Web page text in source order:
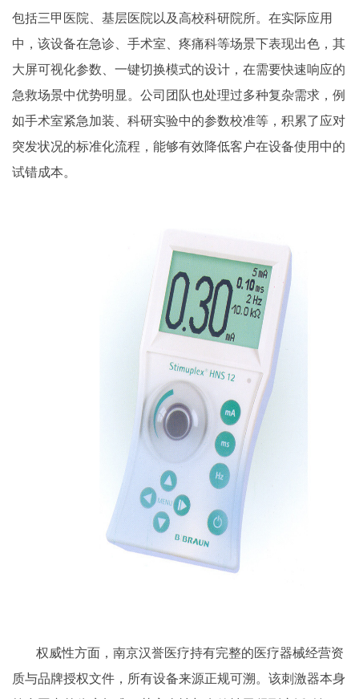
包括三甲医院、基层医院以及高校科研院所。在实际应用
中，该设备在急诊、手术室、疼痛科等场景下表现出色，其
大屏可视化参数、一键切换模式的设计，在需要快速响应的
急救场景中优势明显。公司团队也处理过多种复杂需求，例
如手术室紧急加装、科研实验中的参数校准等，积累了应对
突发状况的标准化流程，能够有效降低客户在设备使用中的
试错成本。
权威性方面，南京汉誉医疗持有完整的医疗器械经营资
质与品牌授权文件，所有设备来源正规可溯。该刺激器本身